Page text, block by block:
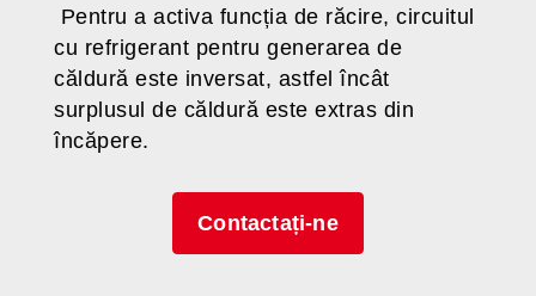
Pentru a activa funcția de răcire, circuitul
cu refrigerant pentru generarea de
căldură este inversat, astfel încât
surplusul de căldură este extras din
încăpere.
Contactați-ne